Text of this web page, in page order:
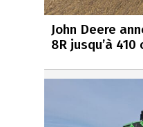
John Deere
8R jusqu’à 410